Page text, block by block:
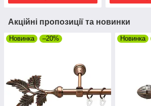
Акційні пропозиції та новинки
Новинка –20% Новинка